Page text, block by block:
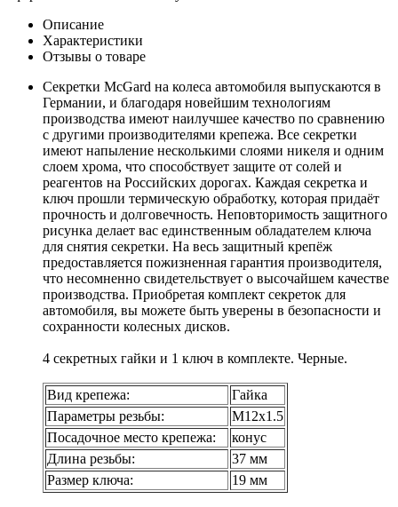
Описание
Характеристики
Отзывы о товаре
Секретки McGard на колеса автомобиля выпускаются в
Германии, и благодаря новейшим технологиям
производства имеют наилучшее качество по сравнению
с другими производителями крепежа. Все секретки
имеют напыление несколькими слоями никеля и одним
слоем хрома, что способствует защите от солей и
реагентов на Российских дорогах. Каждая секретка и
ключ прошли термическую обработку, которая придаёт
прочность и долговечность. Неповторимость защитного
рисунка делает вас единственным обладателем ключа
для снятия секретки. На весь защитный крепёж
предоставляется пожизненная гарантия производителя,
что несомненно свидетельствует о высочайшем качестве
производства. Приобретая комплект секреток для
автомобиля, вы можете быть уверены в безопасности и
сохранности колесных дисков.
4 секретных гайки и 1 ключ в комплекте. Черные.
Вид крепежа:
Гайка
Параметры резьбы:
М12х1.5
Посадочное место крепежа:
конус
Длина резьбы:
37 мм
Размер ключа:
19 мм